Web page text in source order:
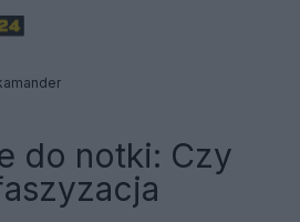
do notki: Czy